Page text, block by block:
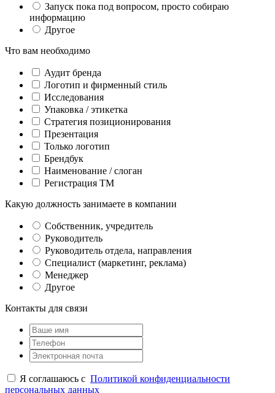
Запуск пока под вопросом, просто собираю
информацию
Другое
Что вам необходимо
Аудит бренда
Логотип и фирменный стиль
Исследования
Упаковка / этикетка
Стратегия позиционирования
Презентация
Только логотип
Брендбук
Наименование / слоган
Регистрация ТМ
Какую должность занимаете в компании
Собственник, учредитель
Руководитель
Руководитель отдела, направления
Специалист (маркетинг, реклама)
Менеджер
Другое
Контакты для связи
Я соглашаюсь с Политикой конфиденциальности
персональных данных